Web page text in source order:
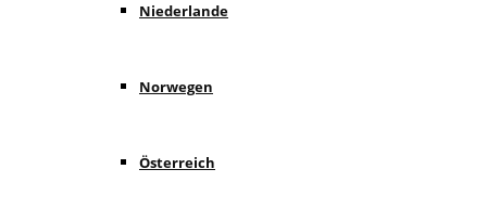
Niederlande
Norwegen
Österreich